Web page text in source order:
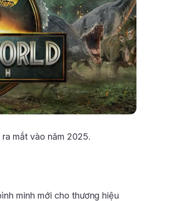
mắt vào năm 2025.
minh mới cho thương hiệu